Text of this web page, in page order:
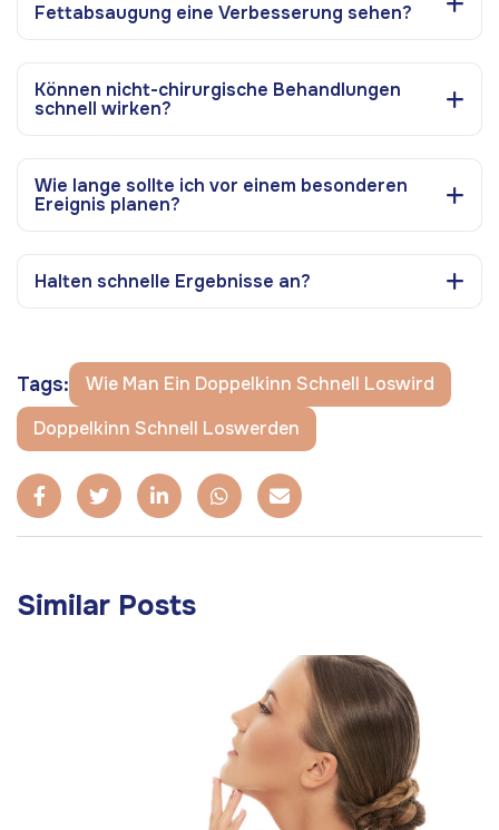
Fettabsaugung eine Verbesserung sehen?
Können nicht-chirurgische Behandlungen
schnell wirken?
Wie lange sollte ich vor einem besonderen
Ereignis planen?
Halten schnelle Ergebnisse an?
Tags:
Wie Man Ein Doppelkinn Schnell Loswird
Doppelkinn Schnell Loswerden
Similar Posts